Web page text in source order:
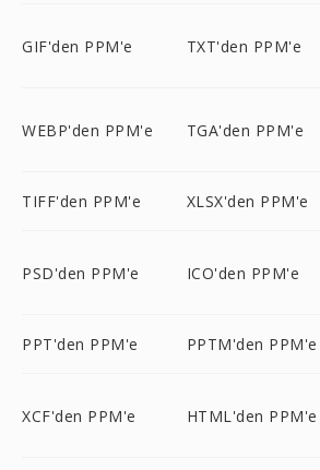
GIF'den PPM'e TXT'den PPM'e
WEBP'den PPM'e TGA'den PPM'e
TIFF'den PPM'e XLSX'den PPM'e
PSD'den PPM'e ICO'den PPM'e
PPT'den PPM'e PPTM'den PPM'e
XCF'den PPM'e HTML'den PPM'e